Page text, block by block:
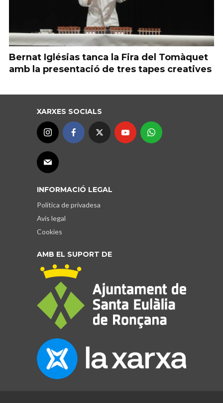
Bernat Iglésias tanca la Fira del Tomàquet
amb la presentació de tres tapes creatives
XARXES SOCIALS
INFORMACIÓ LEGAL
Política de privadesa
Avís legal
Cookies
AMB EL SUPORT DE